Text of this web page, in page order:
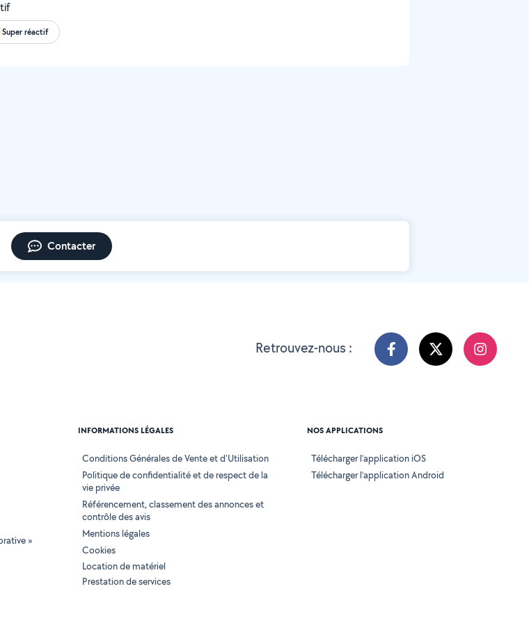
Super réactif
Contacter
Retrouvez-nous :
»
INFORMATIONS LÉGALES
Conditions Générales de Vente et d'Utilisation
Politique de confidentialité et de respect de la
vie privée
Référencement, classement des annonces et
contrôle des avis
Mentions légales
Cookies
Location de matériel
Prestation de services
NOS APPLICATIONS
Télécharger l’application iOS
Télécharger l’application Android